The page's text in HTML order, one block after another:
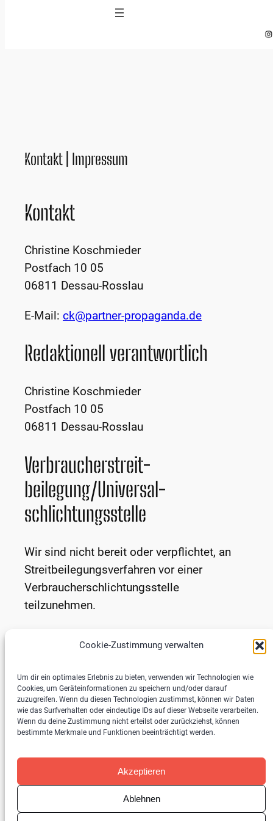
Cookie-Zustimmung verwalten
Um dir ein optimales Erlebnis zu bieten, verwenden wir Technologien wie
Cookies, um Geräteinformationen zu speichern und/oder darauf
zuzugreifen. Wenn du diesen Technologien zustimmst, können wir Daten
wie das Surfverhalten oder eindeutige IDs auf dieser Webseite verarbeiten.
Wenn du deine Zustimmung nicht erteilst oder zurückziehst, können
bestimmte Merkmale und Funktionen beeinträchtigt werden.
Akzeptieren
Ablehnen
Kontakt | Impressum
Kontakt
Christine Koschmieder
Postfach 10 05
06811 Dessau-Rosslau
E-Mail: ck@partner-propaganda.de
Redaktionell verantwortlich
Christine Koschmieder
Postfach 10 05
06811 Dessau-Rosslau
Verbraucher­streit­
beilegung/Universal­
schlichtungs­stelle
Wir sind nicht bereit oder verpflichtet, an
Streitbeilegungsverfahren vor einer
Verbraucherschlichtungsstelle
teilzunehmen.
Website Programmierung
Tillmann Severin
Kontakt | ImpressumDatenschutzerklärung